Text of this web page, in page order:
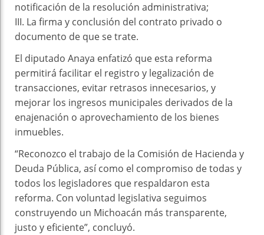
notificación de la resolución administrativa;
III. La firma y conclusión del contrato privado o
documento de que se trate.
El diputado Anaya enfatizó que esta reforma
permitirá facilitar el registro y legalización de
transacciones, evitar retrasos innecesarios, y
mejorar los ingresos municipales derivados de la
enajenación o aprovechamiento de los bienes
inmuebles.
“Reconozco el trabajo de la Comisión de Hacienda y
Deuda Pública, así como el compromiso de todas y
todos los legisladores que respaldaron esta
reforma. Con voluntad legislativa seguimos
construyendo un Michoacán más transparente,
justo y eficiente”, concluyó.